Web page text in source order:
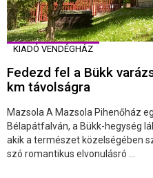
KIADÓ VENDÉGHÁZ
Fedezd fel a Bükk
km távolságra
Mazsola A Mazsola Pihenőház
Bélapátfalván, a Bükk-hegység
akik a természet közelségében
szó romantikus elvonulásró ...